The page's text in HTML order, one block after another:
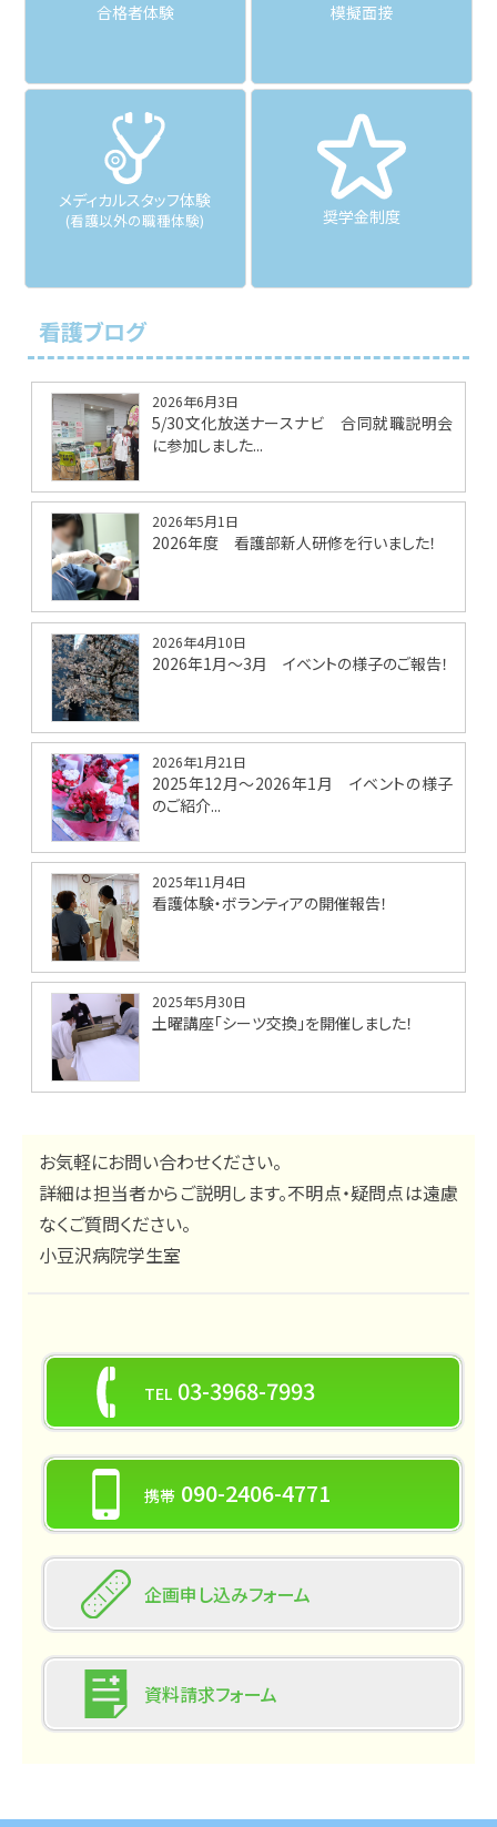
合格者体験 模擬面接
メディカルスタッフ体験
(看護以外の職種体験) 奨学金制度
看護ブログ
2026年6月3日
5/30文化放送ナースナビ 合同就職説明会
に参加しました...
2026年5月1日
2026年度 看護部新人研修を行いました！
2026年4月10日
2026年1月～3月 イベントの様子のご報告！
2026年1月21日
2025年12月～2026年1月 イベントの様子
のご紹介...
2025年11月4日
看護体験・ボランティアの開催報告！
2025年5月30日
土曜講座「シーツ交換」を開催しました！
お気軽にお問い合わせください。
詳細は担当者からご説明します。不明点・疑問点は遠慮
なくご質問ください。
小豆沢病院学生室
TEL 03-3968-7993
携帯 090-2406-4771
企画申し込みフォーム
資料請求フォーム